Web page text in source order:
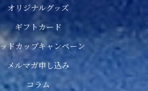
オリジナルグッズ
ギフトカード
ドカップキャンペーン
メルマガ申し込み
コラム